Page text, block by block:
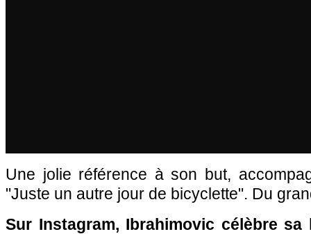
Une jolie référence à son but,
"Juste un autre jour de bicyclette". Du
Sur Instagram, Ibrahimovic célèbre